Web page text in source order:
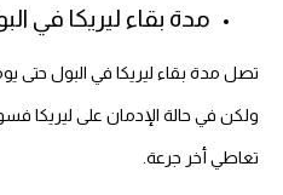
مدة بقاء ليريكا في
تصل مدة بقاء ليريكا في البول حتى
ولكن في حالة الإدمان على ليريكا
تعاطي أخر جرعة.